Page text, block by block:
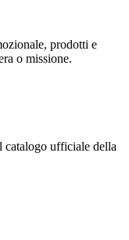
prodotti e
o missione.
catalogo ufficiale della